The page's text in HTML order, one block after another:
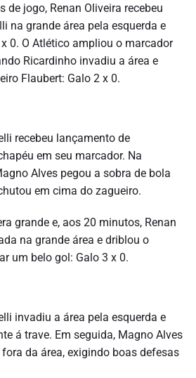
de jogo, Renan Oliveira recebeu
na grande área pela esquerda e
0. O Atlético ampliou o marcador
Ricardinho invadiu a área e
Flaubert: Galo 2 x 0.
recebeu lançamento de
em seu marcador. Na
Alves pegou a sobra de bola
em cima do zagueiro.
grande e, aos 20 minutos, Renan
na grande área e driblou o
um belo gol: Galo 3 x 0.
invadiu a área pela esquerda e
á trave. Em seguida, Magno Alves
da área, exigindo boas defesas